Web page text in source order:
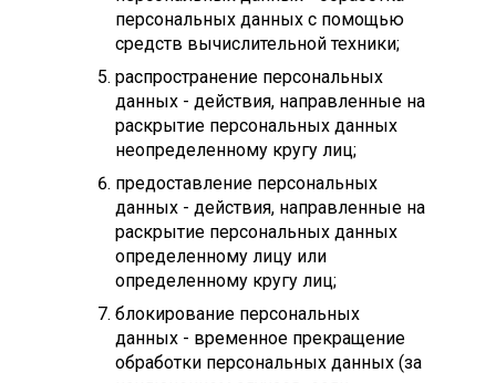
персональных данных с помощью
средств вычислительной техники;
распространение персональных
данных - действия, направленные на
раскрытие персональных данных
неопределенному кругу лиц;
предоставление персональных
данных - действия, направленные на
раскрытие персональных данных
определенному лицу или
определенному кругу лиц;
блокирование персональных
данных - временное прекращение
обработки персональных данных (за